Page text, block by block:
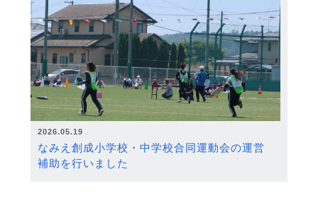
2026.05.19
なみえ創成小学校・中学校合同運動会の運営
補助を行いました